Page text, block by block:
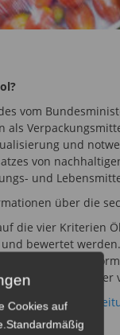
vom
und
von
und
über die
die vier Kriterien
bewertet
der
miteinander
in unserer „
Cookies auf